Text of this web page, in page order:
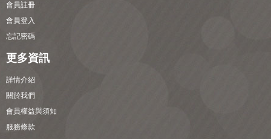
會員註冊
會員登入
忘記密碼
更多資訊
詳情介紹
關於我們
會員權益與須知
服務條款